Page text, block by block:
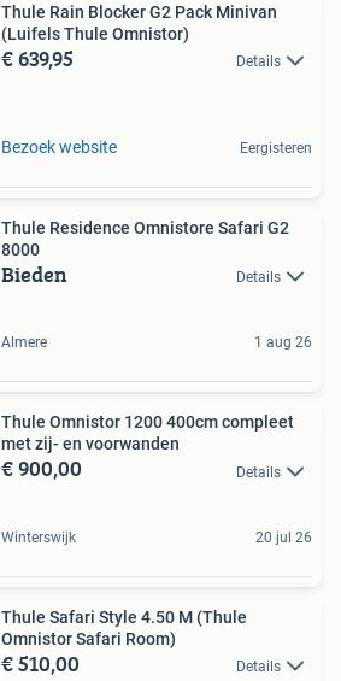
Thule Rain Blocker G2 Pack Minivan
(Luifels Thule Omnistor)
€ 639,95 Details
Bezoek website Eergisteren
Thule Residence Omnistore Safari G2
8000
Bieden Details
Almere 1 aug 26
Thule Omnistor 1200 400cm compleet
met zij- en voorwanden
€ 900,00 Details
Winterswijk 20 jul 26
Thule Safari Style 4.50 M (Thule
Omnistor Safari Room)
€ 510,00 Details